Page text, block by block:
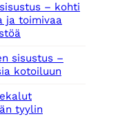
– kohti
ja toimivaa
sisustus –
kotoiluun
tyylin